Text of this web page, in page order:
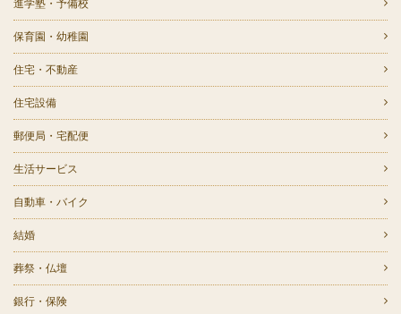
進学塾・予備校
保育園・幼稚園
住宅・不動産
住宅設備
郵便局・宅配便
生活サービス
自動車・バイク
結婚
葬祭・仏壇
銀行・保険